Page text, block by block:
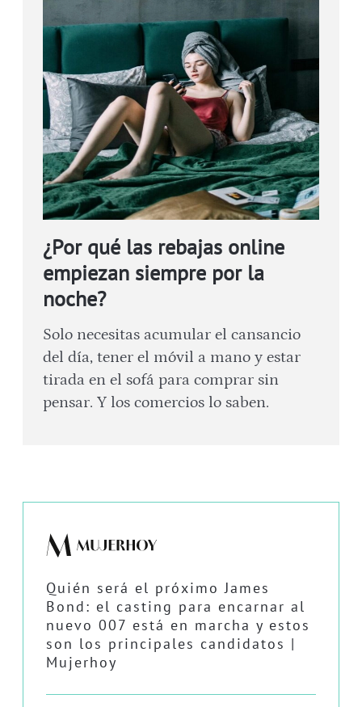
¿Por qué las rebajas online
empiezan siempre por la
noche?
Solo necesitas acumular el cansancio
del día, tener el móvil a mano y estar
tirada en el sofá para comprar sin
pensar. Y los comercios lo saben.
Quién será el próximo James
Bond: el casting para encarnar al
nuevo 007 está en marcha y estos
son los principales candidatos |
Mujerhoy